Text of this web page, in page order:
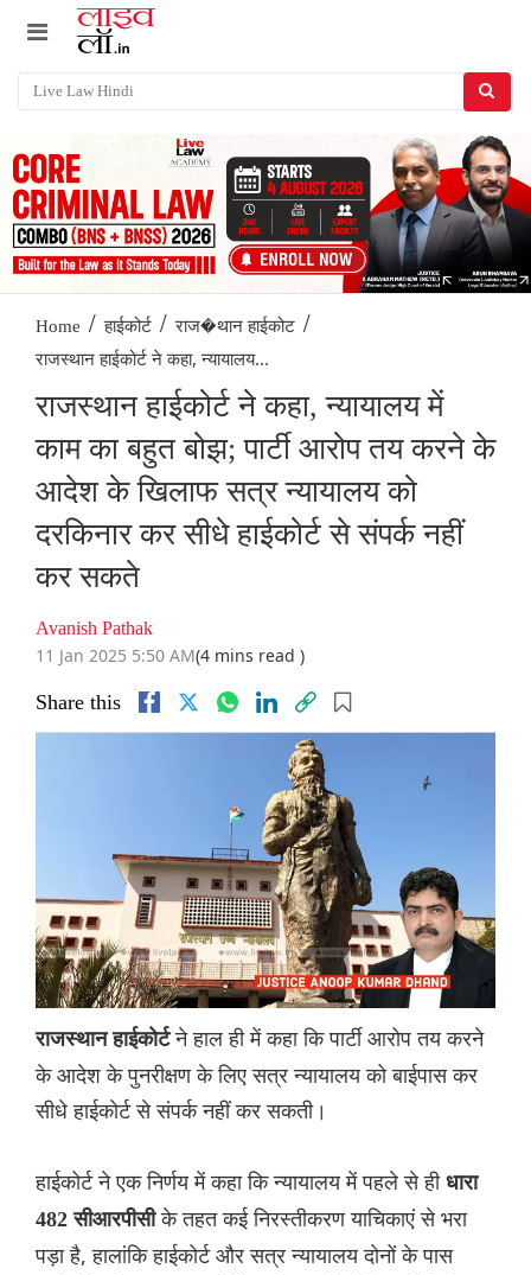
Home / हाईकोर्ट / राज�थान हाईकोट /
राजस्‍थान हाईकोर्ट ने कहा, न्यायालय...
राजस्‍थान हाईकोर्ट ने कहा, न्यायालय में
काम का बहुत बोझ; पार्टी आरोप तय करने के
आदेश के खिलाफ सत्र न्यायालय को
दरकिनार कर सीधे हाईकोर्ट से संपर्क नहीं
कर सकते
Avanish Pathak
11 Jan 2025 5:50 AM(4 mins read )
Share this
राजस्थान हाईकोर्टने हाल ही में कहा कि पार्टी आरोप तय करने
के आदेश के पुनरीक्षण के लिए सत्र न्यायालय को बाईपास कर
सीधे हाईकोर्ट से संपर्क नहीं कर सकती।
हाईकोर्ट ने एक निर्णय में कहा कि न्यायालय में पहले से ही धारा
482 सीआरपीसीके तहत कई निरस्तीकरण याचिकाएं से भरा
पड़ा है, हालांकि हाईकोर्ट और सत्र न्यायालय दोनों के पास